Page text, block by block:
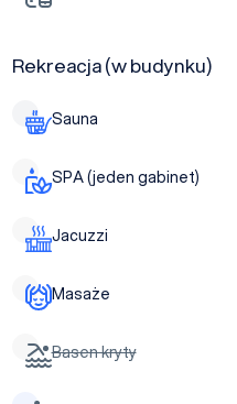
Rekreacja (w budynku)
Sauna
SPA (jeden gabinet)
Jacuzzi
Masaże
Basen kryty